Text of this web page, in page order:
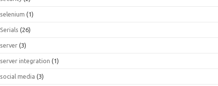
selenium (1)
Serials (26)
server (3)
server integration (1)
social media (3)